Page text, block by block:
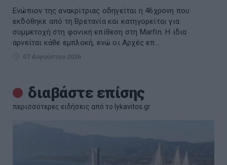
Ενώπιον της ανακρίτριας οδηγείται η 46χρονη που
εκδόθηκε από τη Βρετανία και κατηγορείται για
συμμετοχή στη φονική επίθεση στη Marfin. Η ίδια
αρνείται κάθε εμπλοκή, ενώ οι Αρχές επ...
07 Αυγούστου 2026
διαβάστε επίσης
περισσότερες ειδήσεις από το lykavitos.gr